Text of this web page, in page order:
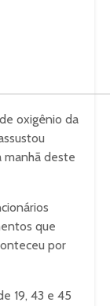
oxigênio da
manhã deste
que
por
19, 43 e 45